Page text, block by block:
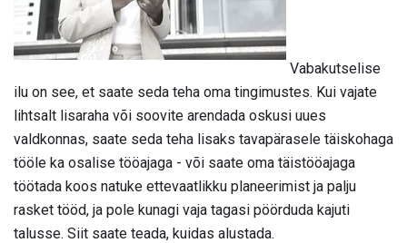
Vabakutselise
ilu on see, et saate seda teha oma tingimustes. Kui vajate
lihtsalt lisaraha või soovite arendada oskusi uues
valdkonnas, saate seda teha lisaks tavapärasele täiskohaga
tööle ka osalise tööajaga - või saate oma täistööajaga
töötada koos natuke ettevaatlikku planeerimist ja palju
rasket tööd, ja pole kunagi vaja tagasi pöörduda kajuti
talusse. Siit saate teada, kuidas alustada.